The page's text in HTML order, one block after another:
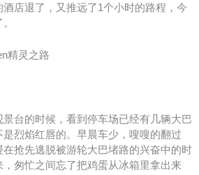
店退了，又推远了1个小时的路程，今
精灵之路
台的时候，看到停车场已经有几辆大巴
是烈焰红唇的。早晨车少，嗖嗖的翻过
在抢先逃脱被游轮大巴堵路的兴奋中的时
，匆忙之间忘了把鸡蛋从冰箱里拿出来